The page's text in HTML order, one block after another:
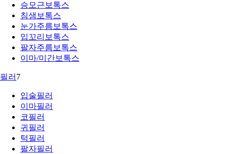
승모근보톡스
침샘보톡스
눈가주름보톡스
입꼬리보톡스
팔자주름보톡스
이마/미간보톡스
필러 7
입술필러
이마필러
코필러
귀필러
턱필러
팔자필러